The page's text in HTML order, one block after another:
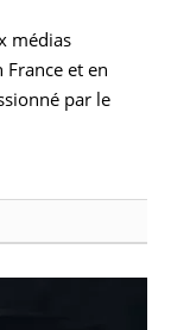
médias
et en
par le